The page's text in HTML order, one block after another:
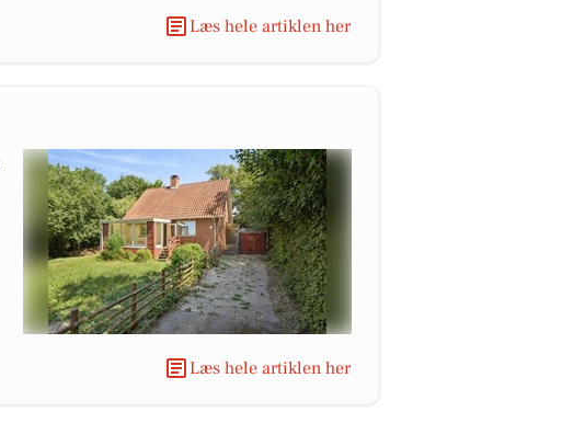
Læs hele artiklen her
Læs hele artiklen her